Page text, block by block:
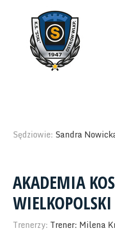
Sędziowie: Sandra
AKADEMIA
WIELKOPOLSKI
Trenerzy: Trener: Milena